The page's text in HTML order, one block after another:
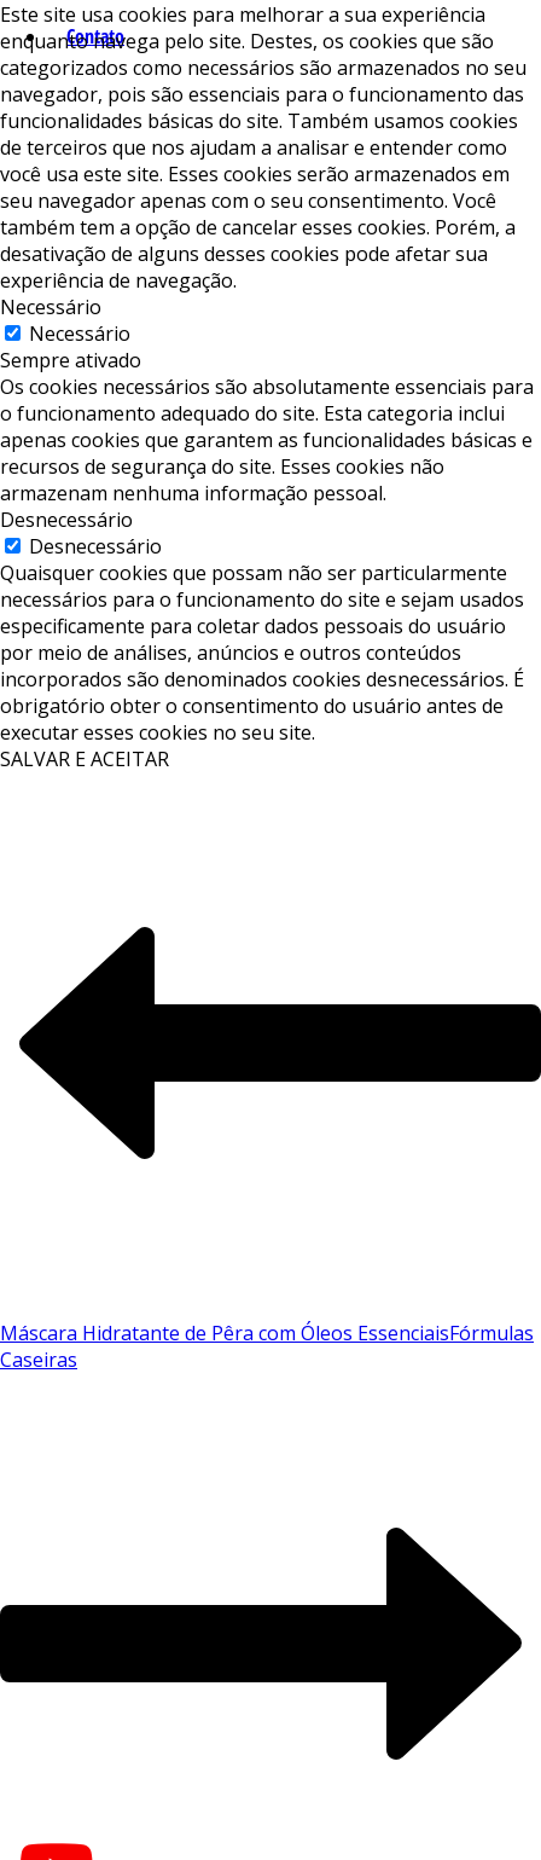
Contato
Este site usa cookies para melhorar a sua experiência
enquanto navega pelo site. Destes, os cookies que são
categorizados como necessários são armazenados no seu
navegador, pois são essenciais para o funcionamento das
funcionalidades básicas do site. Também usamos cookies
de terceiros que nos ajudam a analisar e entender como
você usa este site. Esses cookies serão armazenados em
seu navegador apenas com o seu consentimento. Você
também tem a opção de cancelar esses cookies. Porém, a
desativação de alguns desses cookies pode afetar sua
experiência de navegação.
Necessário
Necessário
Sempre ativado
Os cookies necessários são absolutamente essenciais para
o funcionamento adequado do site. Esta categoria inclui
apenas cookies que garantem as funcionalidades básicas e
recursos de segurança do site. Esses cookies não
armazenam nenhuma informação pessoal.
Desnecessário
Desnecessário
Quaisquer cookies que possam não ser particularmente
necessários para o funcionamento do site e sejam usados ​​
especificamente para coletar dados pessoais do usuário
por meio de análises, anúncios e outros conteúdos
incorporados são denominados cookies desnecessários. É
obrigatório obter o consentimento do usuário antes de
executar esses cookies no seu site.
SALVAR E ACEITAR
Máscara Hidratante de Pêra com Óleos EssenciaisFórmulas
Caseiras